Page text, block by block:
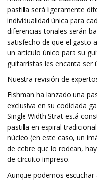
pastilla será ligeramente
individualidad única para
diferencias tonales serán
satisfecho de que el gasto
un artículo único para su
guitarristas les encanta ser
Nuestra revisión de
Fishman ha lanzado una
exclusiva en su codiciada
Single Width Strat está
pastilla en espiral
núcleo (en este caso, un
de cobre que lo rodean,
de circuito impreso.
Aunque podemos